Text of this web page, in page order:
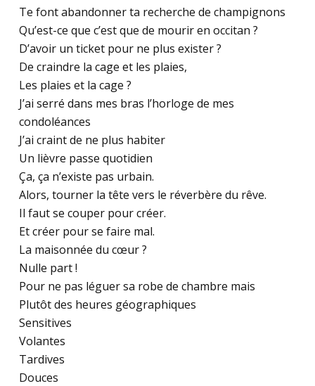
Te font abandonner ta recherche de champignons
Qu’est-ce que c’est que de mourir en occitan ?
D’avoir un ticket pour ne plus exister ?
De craindre la cage et les plaies,
Les plaies et la cage ?
J’ai serré dans mes bras l’horloge de mes
condoléances
J’ai craint de ne plus habiter
Un lièvre passe quotidien
Ça, ça n’existe pas urbain.
Alors, tourner la tête vers le réverbère du rêve.
Il faut se couper pour créer.
Et créer pour se faire mal.
La maisonnée du cœur ?
Nulle part !
Pour ne pas léguer sa robe de chambre mais
Plutôt des heures géographiques
Sensitives
Volantes
Tardives
Douces